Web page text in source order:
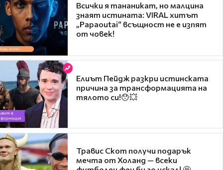
Всички я тананикат, но малцина
знаят истината: VIRAL хитът
„Papaoutai“ всъщност не е изпят
от човек!
Елиът Пейдж разкри истинската
причина за трансформацията на
тялото си!😯💥
Травис Скот получи подарък
мечта от Холанд — всеки